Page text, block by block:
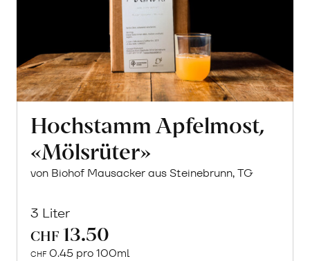
Hochstamm Apfelmost,
«Mölsrüter»
von Biohof Mausacker aus Steinebrunn, TG
3 Liter
CHF 13.50
CHF 0.45 pro 100ml